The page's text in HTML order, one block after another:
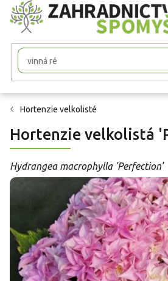
Přejít
na
obsah
Hortenzie velkolisté
Hortenzie velkolistá
Hydrangea macrophylla 'Perfection'